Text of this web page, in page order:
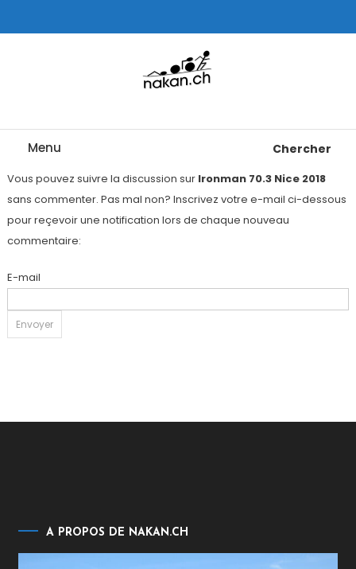
To
Menu Chercher
Vous pouvez suivre la discussion sur Ironman 70.3 Nice 2018
sans commenter. Pas mal non? Inscrivez votre e-mail ci-dessous
pour reçevoir une notification lors de chaque nouveau
commentaire:
E-mail
A PROPOS DE NAKAN.CH